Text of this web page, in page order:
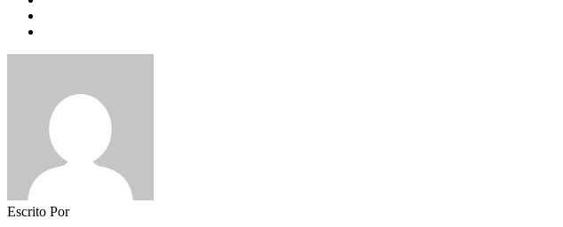
Escrito Por